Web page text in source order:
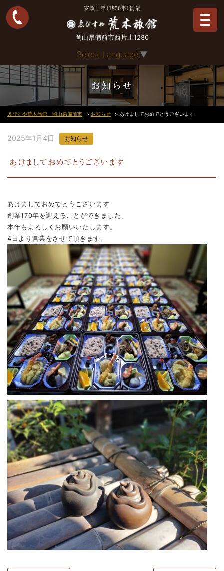
安政三年（1856年）創業
岡山県備前市西片上1280
Select Language ▼
お知らせ
ゑびすや荒木旅館 岡山県備前市 > お知らせ > あけましておめでとうございます
2025年1月4日 お知らせ
あけましておめでとうございます
あけましておめでとうございます
創業170年を迎えることができました。
本年もよろしくお願いいたします。
4日より営業をさせて頂きます。